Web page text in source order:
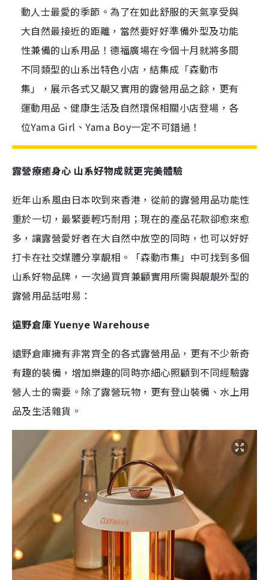
動人士最愛的季節。為了在如此舒服的天氣享受與
大自然最接近的距離，當然要好好準備外型及功能
性兼備的山系用品！德福廣場在今個十月就將多間
不同類型的山系出特色小店，結集成「森動市
集」，展示各式又靚又實用的露營用品之餘，更有
運動用品、健康生活及自然環保相關小店登場，各
位Yama Girl、Yama Boy一定不可錯過！
露營療癒身心 山系好物成就更完美體驗
近年山系風由日本吹到來香港，從前的露營用品功能性
重於一切，最緊要輕巧耐用；現在的產品花款卻愈來愈
多，讓露營愛好者在大自然中放空的同時，也可以好好
打卡在社交媒體分享靚相。「森動市集」中可找到多個
山系好物品牌，一次過買齊兼顧實用所需與靚靚外型的
露營用品話咁易：
遠野倉庫 Yuenye Warehouse
遠野倉庫擁有非常齊全的各式露營用品，更有不少新奇
有趣的裝備，增加樂趣的同時亦細心照顧到不同經驗露
營人士的需要。除了露營玩物，更有登山裝備、水上用
品及生活雜貨。